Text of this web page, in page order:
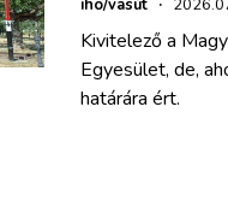
iho/vasút ·
Kivitelező a
Egyesület, de,
határára ért.